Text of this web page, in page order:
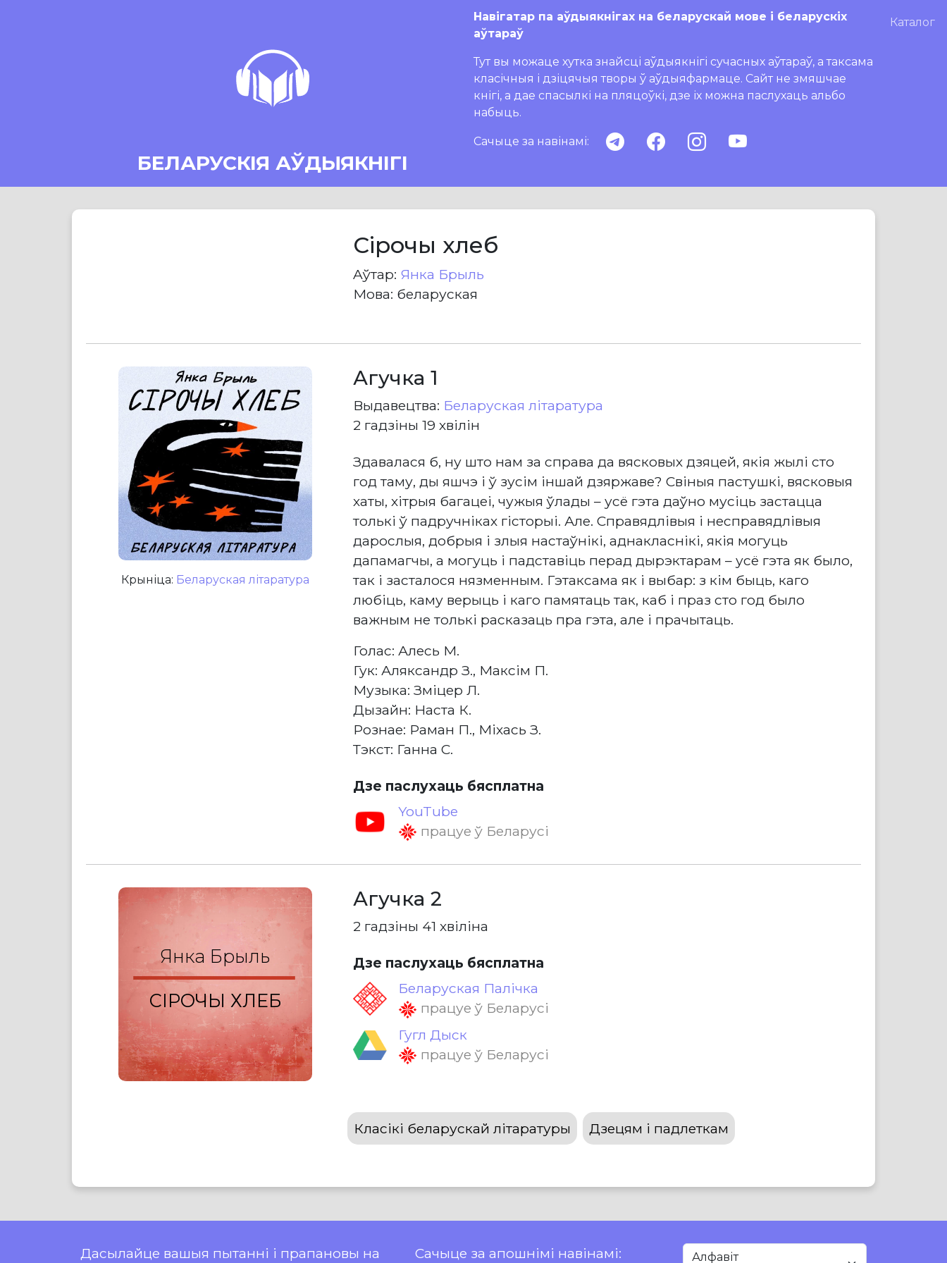
БЕЛАРУСКІЯ АЎДЫЯКНІГІ
Навігатар па аўдыякнігах на беларускай мове і беларускіх
аўтараў
Тут вы можаце хутка знайсці аўдыякнігі сучасных аўтараў, а таксама
класічныя і дзіцячыя творы ў аўдыяфармаце. Сайт не змяшчае
кнігі, а дае спасылкі на пляцоўкі, дзе іх можна паслухаць альбо
набыць.
Сачыце за навінамі:
Каталог
Сірочы хлеб
Aўтар: Янка Брыль
Мова: беларуская
Крыніца: Беларуская літаратура
Агучка 1
Выдавецтва: Беларуская літаратура
2 гадзіны 19 хвілін
Здавалася б, ну што нам за справа да вясковых дзяцей, якія жылі сто
год таму, ды яшчэ і ў зусім іншай дзяржаве? Свіныя пастушкі, вясковыя
хаты, хітрыя багацеі, чужыя ўлады – усё гэта даўно мусіць застацца
толькі ў падручніках гісторыі. Але. Справядлівыя і несправядлівыя
дарослыя, добрыя і злыя настаўнікі, аднакласнікі, якія могуць
дапамагчы, а могуць і падставіць перад дырэктарам – усё гэта як было,
так і засталося нязменным. Гэтаксама як і выбар: з кім быць, каго
любіць, каму верыць і каго памятаць так, каб і праз сто год было
важным не толькі расказаць пра гэта, але і прачытаць.
Голас: Алесь М.
Гук: Аляксандр З., Максім П.
Музыка: Зміцер Л.
Дызайн: Наста К.
Рознае: Раман П., Міхась З.
Тэкст: Ганна С.
Дзе паслухаць бясплатна
YouTube
працуе ў Беларусі
Янка Брыль
СІРОЧЫ ХЛЕБ
Агучка 2
2 гадзіны 41 хвіліна
Дзе паслухаць бясплатна
Беларуская Палічка
працуе ў Беларусі
Гугл Дыск
працуе ў Беларусі
Класікі беларускай літаратуры Дзецям і падлеткам
Дасылайце вашыя пытанні і прапановы на Сачыце за апошнімі навінамі: Алфавіт